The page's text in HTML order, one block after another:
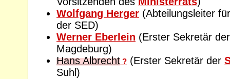
Wolfgang Herger (Abteilungsleiter
der SED)
Werner Eberlein (Erster Sekretär
Magdeburg)
Hans Albrecht ? (Erster Sekretär der
Suhl)